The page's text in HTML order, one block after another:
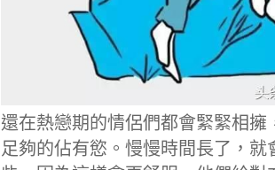
還在熱戀期的情侶們都會緊緊相擁
足夠的佔有慾。慢慢時間長了，就